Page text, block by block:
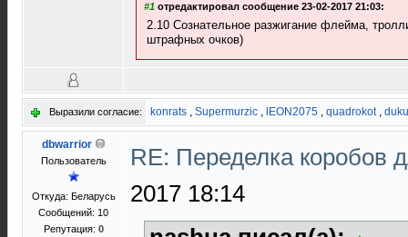
#1 отредактировал сообщение 23-02-2017 21:03:
2.10 Сознательное разжигание флейма,
штрафных очков)
Выразили согласие: konrats , Supermurzic , lEON2075 , quadrokot,
dbwarrior
Пользователь
Откуда: Беларусь
Сообщений: 10
Репутация: 0
RE: Переделка коробов
2017 18:14